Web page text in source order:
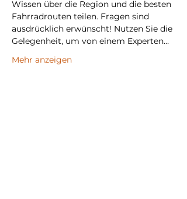
Wissen über die Region und die besten
Fahrradrouten teilen. Fragen sind
ausdrücklich erwünscht! Nutzen Sie die
Gelegenheit, um von einem Experten…
Mehr anzeigen